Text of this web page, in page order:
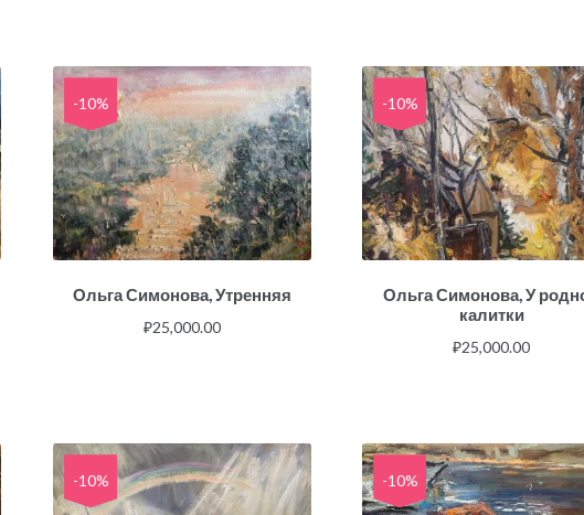
-10%
Ольга Симонова, Утренняя
₽25,000.00
-10%
Ольга Симонова, У
калитки
₽25,000.00
-10% -10%